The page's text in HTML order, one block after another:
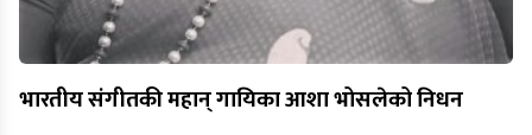
भारतीय संगीतकी महान् गायिका आशा भोसलेको निधन